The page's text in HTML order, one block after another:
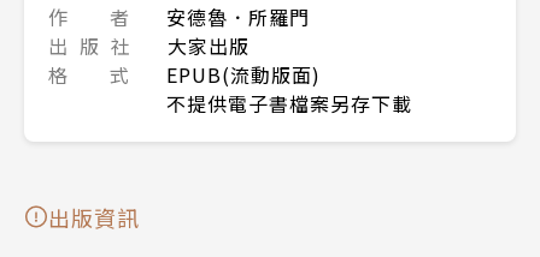
作 者
安德魯．所羅門
出 版 社
大家出版
格 式
EPUB(流動版面)
不提供電子書檔案另存下載
出版資訊